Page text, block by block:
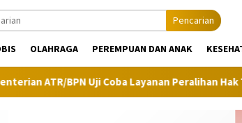
Pencarian
OLAHRAGA PEREMPUAN DAN ANAK
Uji Coba Layanan Peralihan Hak Target